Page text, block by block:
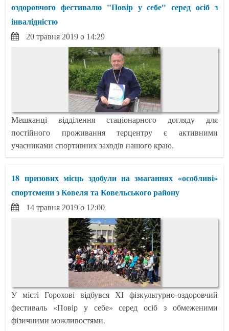
оздоровчого фестивалю "Повір у себе" серед осіб з
інвалідністю
20 травня 2019 о 14:29
Мешканці відділення стаціонарного догляду для
постійного проживання терцентру є активними
учасниками спортивних заходів нашого краю.
18 призових місць здобули на змаганнях «особливі»
спортсмени з Ковеля та Ковельського району
14 травня 2019 о 12:00
У місті Горохові відбувся ХІ фізкультурно-оздоровчий
фестиваль «Повір у себе» серед осіб з обмеженими
фізичними можливостями.